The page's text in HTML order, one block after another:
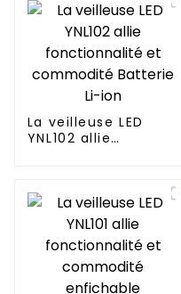
La veilleuse LED
YNL102 allie